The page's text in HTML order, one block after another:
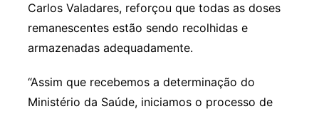
Carlos Valadares, reforçou que todas as doses
remanescentes estão sendo recolhidas e
armazenadas adequadamente.
“Assim que recebemos a determinação do
Ministério da Saúde, iniciamos o processo de